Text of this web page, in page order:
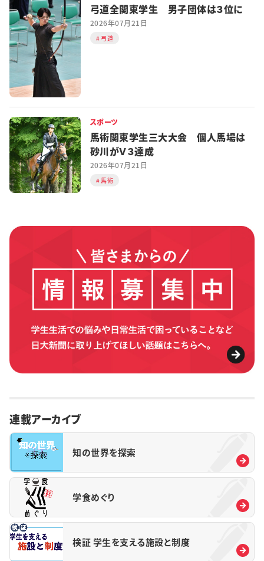
弓道全関東学生 男子団体は３位に
2026年07月21日
弓道
スポーツ
馬術関東学生三大大会 個人馬場は
砂川がＶ３達成
2026年07月21日
馬術
連載アーカイブ
知の世界を探索
学食めぐり
検証 学生を支える施設と制度